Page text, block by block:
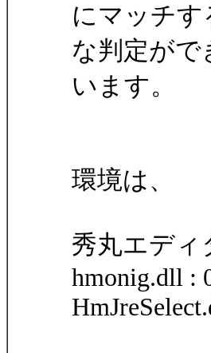
にマッチ
な判定が
います。
環境は、
秀丸エディ
hmonig.dll :